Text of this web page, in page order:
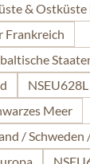
& Ostküste
Frankreich
Meer
/ Schweden